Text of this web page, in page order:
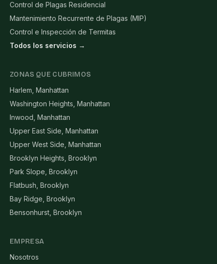
Control de Plagas Residencial
Mantenimiento Recurrente de Plagas (MIP)
Control e Inspección de Termitas
Todos los servicios →
ZONAS QUE CUBRIMOS
Harlem, Manhattan
Washington Heights, Manhattan
Inwood, Manhattan
Upper East Side, Manhattan
Upper West Side, Manhattan
Brooklyn Heights, Brooklyn
Park Slope, Brooklyn
Flatbush, Brooklyn
Bay Ridge, Brooklyn
Bensonhurst, Brooklyn
EMPRESA
Nosotros